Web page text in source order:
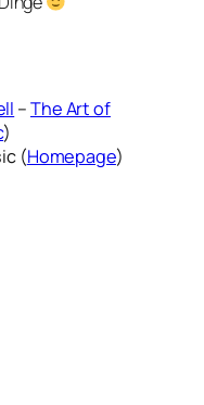
–The Art of
)
(Homepage)